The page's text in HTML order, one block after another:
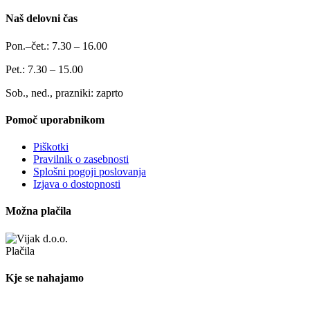
Naš delovni čas
Pon.–čet.: 7.30 – 16.00
Pet.: 7.30 – 15.00
Sob., ned., prazniki: zaprto
Pomoč uporabnikom
Piškotki
Pravilnik o zasebnosti
Splošni pogoji poslovanja
Izjava o dostopnosti
Možna plačila
Kje se nahajamo